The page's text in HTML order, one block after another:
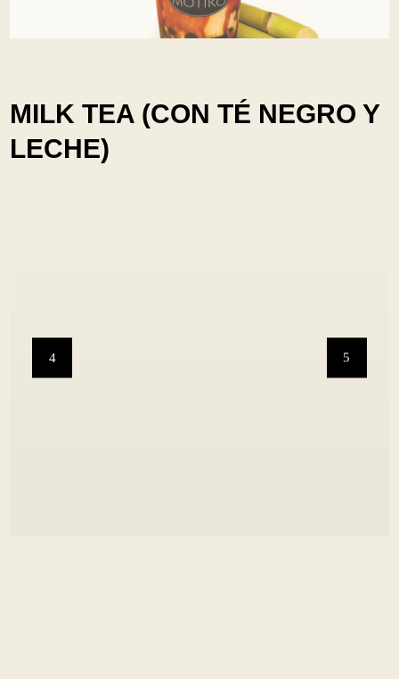
MILK TEA (CON TÉ NEGRO Y
LECHE)